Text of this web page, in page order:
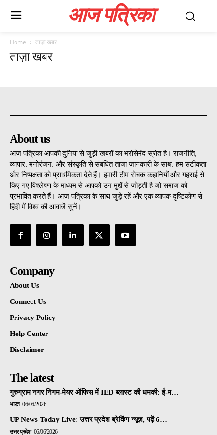
आज पत्रिका
Home ताज़ा खबर
ताज़ा खबर
About us
आज पत्रिका आपकी दुनिया से जुड़ी खबरों का भरोसेमंद स्रोत है। राजनीति,
व्यापार, मनोरंजन, और संस्कृति से संबंधित ताजा जानकारी के साथ, हम सटीकता
और निष्पक्षता को प्राथमिकता देते हैं। हमारी टीम रोचक कहानियों और गहराई से
किए गए विश्लेषण के माध्यम से आपको उन मुद्दों से जोड़ती है जो समाज को
प्रभावित करते हैं। आज पत्रिका के साथ जुड़े रहें और एक व्यापक दृष्टिकोण से
हिंदी में विश्व की आवाजें सुनें।
Company
About Us
Connect Us
Privacy Policy
Help Center
Disclaimer
The latest
गुरुग्राम नगर निगम-मेयर ऑफिस में IED ब्लास्ट की धमकी: ई-म…
भारत 06/06/2026
UP News Today Live: उत्तर प्रदेश ब्रेकिंग न्यूज़, पढ़ें 6…
उत्तर प्रदेश 06/06/2026